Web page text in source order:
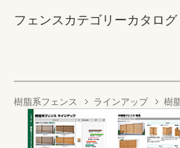
フェンスカテゴリーカタロ
樹脂系フェンス ラインアップ 樹